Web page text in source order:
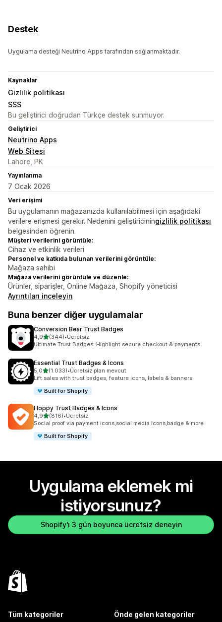
Destek
Uygulama desteği Neutrino Apps tarafından sağlanmaktadır.
Kaynaklar
Gizlilik politikası
SSS
Bu geliştirici doğrudan Türkçe destek sunmuyor.
Geliştirici
Neutrino Apps
Web Sitesi
Lahore, PK
Yayınlanma
7 Ocak 2026
Veri erişimi
Bu uygulamanın mağazanızda kullanılabilmesi için aşağıdaki
verilere erişmesi gerekir. Nedenini geliştiriciningizlilik politikası
belgesinden öğrenin.
Müşteri verilerini görüntüle:
Cihaz ve etkinlik verileri
Personel ve katkıda bulunan verilerini görüntüle:
Mağaza sahibi
Mağaza verilerini görüntüle ve düzenle:
Ürünler, siparişler, Online Mağaza, Shopify yöneticisi
Ayrıntıları inceleyin
Buna benzer diğer uygulamalar
Conversion Bear Trust Badges
4,95 yıldız üzerinden
(344)
toplam 344 değerlendirme
•Ücretsiz
Ultimate Trust Badges: Highlight secure checkout & payments
Essential Trust Badges & Icons
5,05 yıldız üzerinden
(1.033)
toplam 1033 değerlendirme
•Ücretsiz plan mevcut
Lift sales with trust badges, feature icons, labels & banners
Built for Shopify
Hoppy Trust Badges & Icons
4,95 yıldız üzerinden
(816)
toplam 816 değerlendirme
•Ücretsiz
Social proof via payment icons,social media icons,badge & more
Built for Shopify
Uygulama eklemek mi
istiyorsunuz?
Shopify'ı 3 gün boyunca ücretsiz deneyin
Tüm kategoriler Önde gelen kategoriler